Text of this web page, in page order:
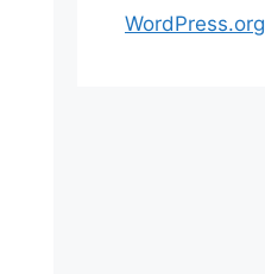
WordPress.org